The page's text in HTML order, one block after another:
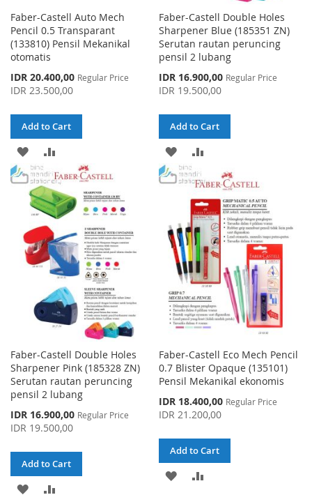
Faber-Castell Auto Mech
Pencil 0.5 Transparant
(133810) Pensil Mekanikal
otomatis
Special
Price
IDR 20.400,00 Regular Price
IDR 23.500,00
Add to Cart
ADD
TO
WISH
LIST
TO
COMPARE
Faber-Castell Double Holes
Sharpener Blue (185351 ZN)
Serutan rautan peruncing
pensil 2 lubang
Special
Price
IDR 16.900,00 Regular Price
IDR 19.500,00
Add to Cart
ADD
TO
WISH
LIST
COMPARE
Faber-Castell Double Holes
Sharpener Pink (185328 ZN)
Serutan rautan peruncing
pensil 2 lubang
Special
Price
IDR 16.900,00 Regular Price
IDR 19.500,00
Add to Cart
ADD
Faber-Castell Eco Mech Pencil
0.7 Blister Opaque (135101)
Pensil Mekanikal ekonomis
Special
Price
IDR 18.400,00 Regular Price
IDR 21.200,00
Add to Cart
ADD